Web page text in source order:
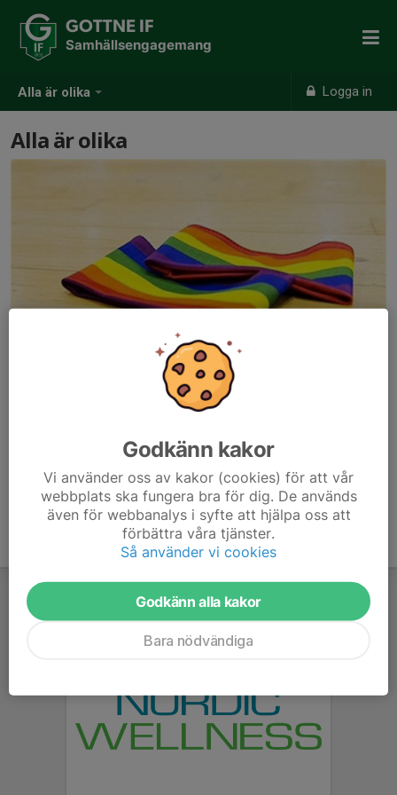
Alla är olika Logga in
GOTTNE IF
Samhällsengagemang
Alla är olika
Regnbågsbindeln är en väldigt bra symbol för haraldsängen som
att olika är väldigt bra. Sedan just rätten att älska vem man vill är
en självklarhet för oss i Gottne IF
Godkänn kakor
Vi använder oss av kakor (cookies) för att vår
webbplats ska fungera bra för dig. De används
även för webbanalys i syfte att hjälpa oss att
förbättra våra tjänster.
Så använder vi cookies
Godkänn alla kakor
Bara nödvändiga